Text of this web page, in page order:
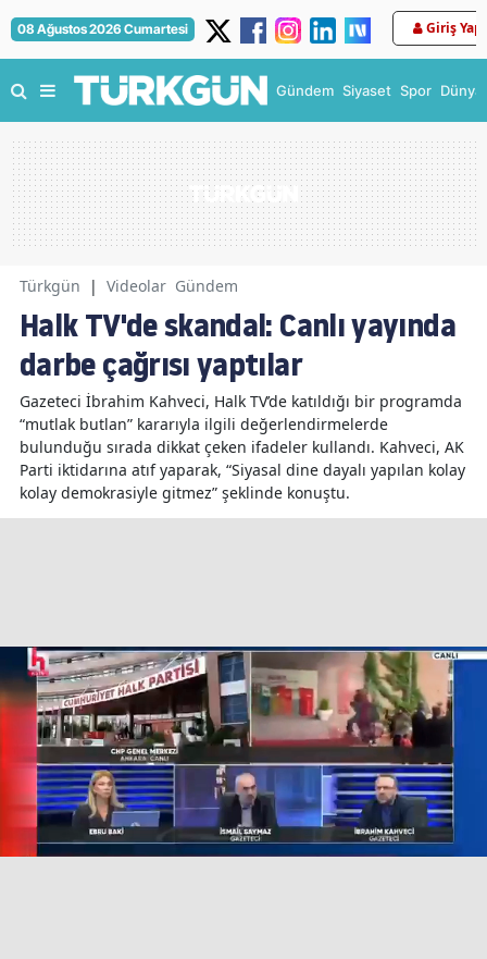
08 Ağustos 2026 Cumartesi Giriş Yap
Gündem Siyaset Spor Dünya
Türkgün | Videolar Gündem
Halk TV'de skandal: Canlı yayında
darbe çağrısı yaptılar
Gazeteci İbrahim Kahveci, Halk TV’de katıldığı bir programda
“mutlak butlan” kararıyla ilgili değerlendirmelerde
bulunduğu sırada dikkat çeken ifadeler kullandı. Kahveci, AK
Parti iktidarına atıf yaparak, “Siyasal dine dayalı yapılan kolay
kolay demokrasiyle gitmez” şeklinde konuştu.